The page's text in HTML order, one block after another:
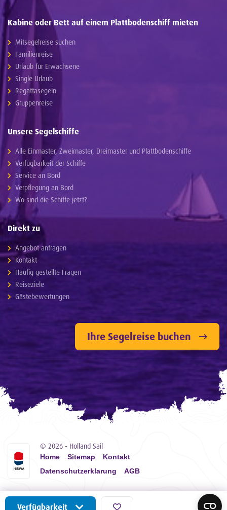
Verfügbarkeit
Kabine oder Bett auf einem Plattbodenschiff mieten
Mitsegelreise suchen
Familienreise
Urlaub für Erwachsene
Single Urlaub
Regattasegeln
Gruppenreise
Unsere Segelschiffe
Alle Einmaster, Zweimaster, Dreimaster und Plattbodenschiffe
Verfügbarkeit der Schiffe
Service an Bord
Verpflegung an Bord
Wo sind die Schiffe jetzt?
Direkt zu
Angebot anfragen
Kontakt
Häufig gestellte Fragen
Reiseziele
Gästebewertungen
Ihre Segelreise buchen
© 2026 - Holland Sail
Home Sitemap
Kontakt
Datenschutzerklarung
AGB